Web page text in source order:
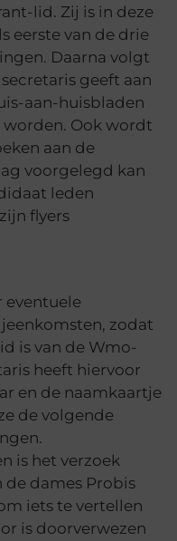
lid. Zij is in deze
eerste van de drie
Daarna volgt
geeft aan
aan-huisbladen
worden. Ook wordt
aan de
voorgelegd kan
leden
flyers
eventuele
zodat
is van de Wmo-
heeft hiervoor
en de naamkaartje
de volgende
is het verzoek
de dames Probis
iets te vertellen
is doorverwezen